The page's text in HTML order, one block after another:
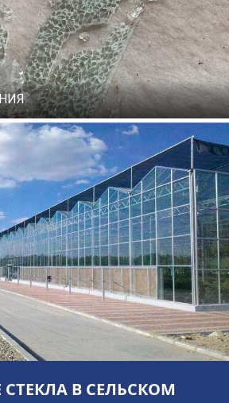
В СЕЛЬСКОМ